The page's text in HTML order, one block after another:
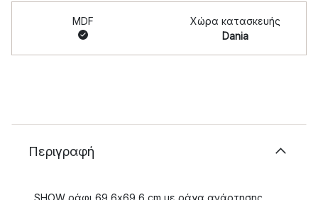
MDF
Χώρα κατασκευής
Dania
Περιγραφή
SHOW ράφι 69,6x69,6 cm με ράγα ανάρτησης